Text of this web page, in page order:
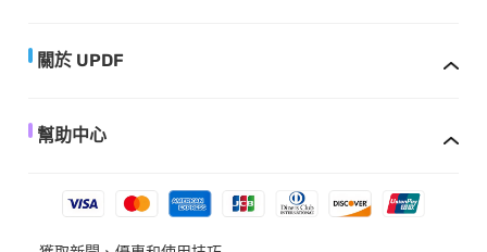
關於 UPDF
幫助中心